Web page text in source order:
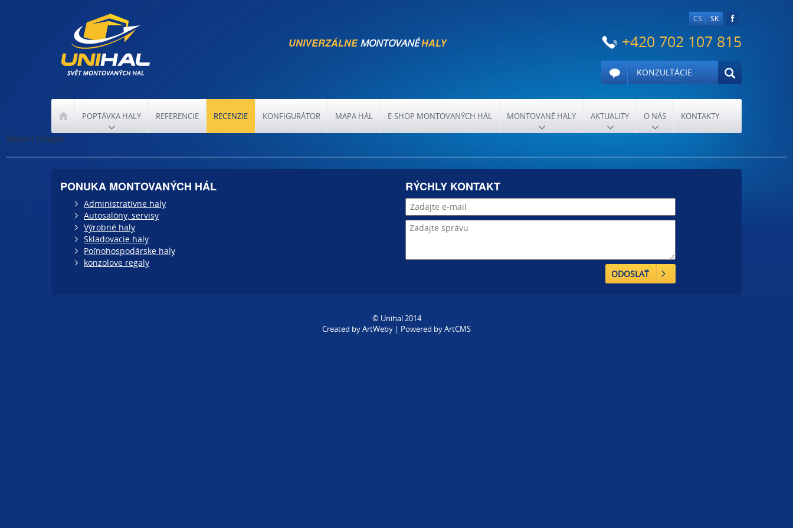
UNIVERZÁLNEMONTOVANÉHALY
CS SK
+420 702 107 815
KONZULTÁCIE
POPTÁVKA HALY REFERENCIE RECENZIE KONFIGURÁTOR MAPA HÁL E-SHOP MONTOVANÝCH HÁL MONTOVANÉ HALY AKTUALITY O NÁS KONTAKTY
Šikovní chlapci
PONUKA MONTOVANÝCH HÁL
Administratívne haly
Autosalóny, servisy
Výrobné haly
Skladovacie haly
Poľnohospodárske haly
konzolove regaly
RÝCHLY KONTAKT
ODOSLAŤ
© Unihal 2014
Created byArtWeby | Powered byArtCMS